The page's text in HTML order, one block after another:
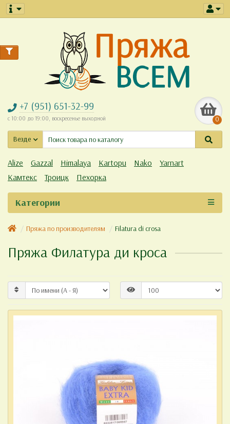
+7 (951) 651-32-99
с 10:00 до 19:00, воскресенье выходной 0
Везде
Alize Gazzal Himalaya Kartopu Nako
Yarnart
Камтекс
Троицк Пехорка
Категории
Пряжа по производителям Filatura di crosa
Пряжа Филатура ди кроса